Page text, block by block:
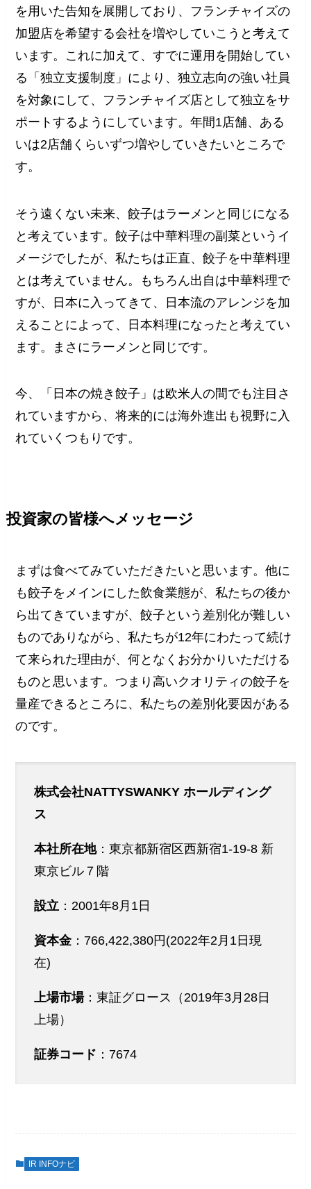
を用いた告知を展開しており、フランチャイズの
加盟店を希望する会社を増やしていこうと考えて
います。これに加えて、すでに運用を開始してい
る「独立支援制度」により、独立志向の強い社員
を対象にして、フランチャイズ店として独立をサ
ポートするようにしています。年間1店舗、ある
いは2店舗くらいずつ増やしていきたいところで
す。
そう遠くない未来、餃子はラーメンと同じになる
と考えています。餃子は中華料理の副菜というイ
メージでしたが、私たちは正直、餃子を中華料理
とは考えていません。もちろん出自は中華料理で
すが、日本に入ってきて、日本流のアレンジを加
えることによって、日本料理になったと考えてい
ます。まさにラーメンと同じです。
今、「日本の焼き餃子」は欧米人の間でも注目さ
れていますから、将来的には海外進出も視野に入
れていくつもりです。
投資家の皆様へメッセージ
まずは食べてみていただきたいと思います。他に
も餃子をメインにした飲食業態が、私たちの後か
ら出てきていますが、餃子という差別化が難しい
ものでありながら、私たちが12年にわたって続け
て来られた理由が、何となくお分かりいただける
ものと思います。つまり高いクオリティの餃子を
量産できるところに、私たちの差別化要因がある
のです。
株式会社NATTYSWANKY ホールディング
ス
本社所在地：東京都新宿区西新宿1-19-8 新
東京ビル７階
設立 ：2001年8月1日
資本金 ：766,422,380円(2022年2月1日現
在)
上場市場：東証グロース（2019年3月28日
上場）
証券コード ：7674
IR INFOナビ